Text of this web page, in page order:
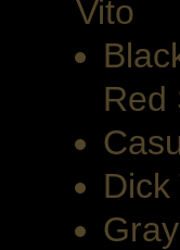
Vito
Red
Dick